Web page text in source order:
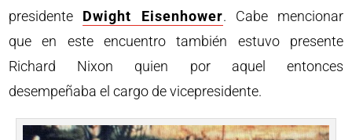
presidente Dwight Eisenhower. Cabe mencionar
que en este encuentro también estuvo presente
Richard Nixon quien por aquel entonces
desempeñaba el cargo de vicepresidente.